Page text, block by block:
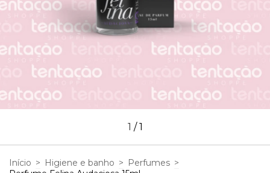
1 /1
Início > Higiene e banho > Perfumes >